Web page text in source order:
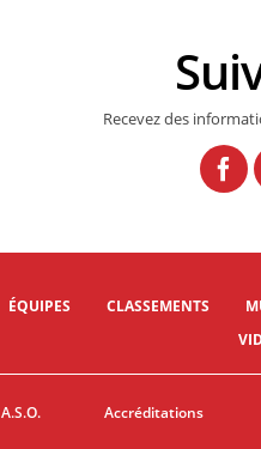
Recevez des
ÉQUIPES CLASSEMENTS
A.S.O. Accréditations